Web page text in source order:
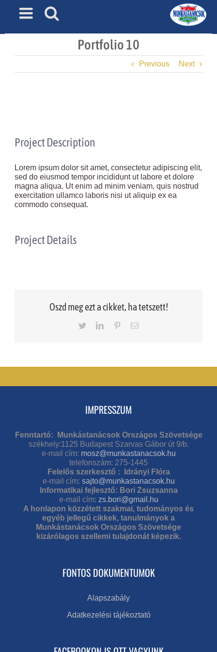
Portfolio 10
Previous Next
Project Description
Lorem ipsum dolor sit amet, consectetur adipiscing elit,
sed do eiusmod tempor incididunt ut labore et dolore
magna aliqua. Ut enim ad minim veniam, quis nostrud
exercitation ullamco laboris nisi ut aliquip ex ea
commodo consequat.
Project Details
Oszd meg ezt a cikket, ha tetszett!
TwitterLinkedInPinterestEmail
IMPRESSZUM
Fenntartó: Munkástanácsok Országos Szövetsége
székhely:1125 Budapest Szarvas Gábor út 9/b.
e-mail cím: mosz@munkastanacsok.hu
telefonszám: 275-1445
Felelős szerkesztő : Idrányi Flóra
e-mail cím: sajto@munkastanacsok.hu
Informatikai fejlesztő: Bori Zsuzsanna
e-mail cím: zs.bori@gmail.hu
A honlapon közzétett szakmai, tudományos és
egyéb jellegű cikkek, tanulmányok a
Munkástanácsok Országos Szövetsége
kizárólagos szellemi tulajdonát képezik.
FONTOS DOKUMENTUMOK
Alapszabály
Adatkezelési tájékoztató